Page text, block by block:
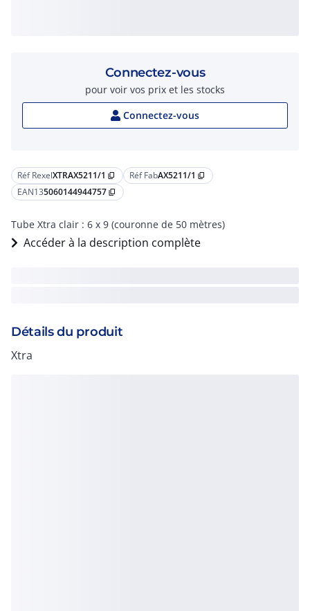
Réf RexelXTRAX5211/1 content_copy Réf FabAX5211/1 content_copy
EAN135060144944757 content_copy
Tube Xtra clair : 6 x 9 (couronne de 50 mètres)
Accéder à la description complète
Détails du produit
Xtra
Connectez-vous
pour voir vos prix et les stocks
Connectez-vous